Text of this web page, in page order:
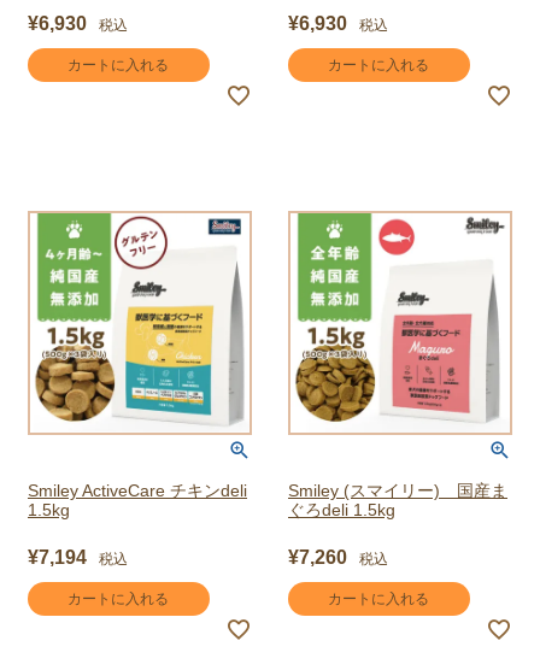
¥6,930 税込
カートに入れる
¥6,930 税込
カートに入れる
Smiley ActiveCare チキンdeli
1.5kg
¥7,194 税込
カートに入れる
Smiley (スマイリー) 国産ま
ぐろdeli 1.5kg
¥7,260 税込
カートに入れる